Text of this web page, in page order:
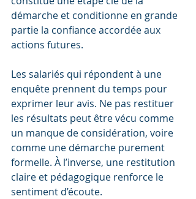
démarche et conditionne en grande
partie la confiance accordée aux
actions futures.
Les salariés qui répondent à une
enquête prennent du temps pour
exprimer leur avis. Ne pas restituer
les résultats peut être vécu comme
un manque de considération, voire
comme une démarche purement
formelle. À l’inverse, une restitution
claire et pédagogique renforce le
sentiment d’écoute.